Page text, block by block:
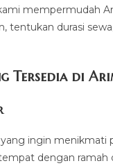
mempermudah
tentukan durasi
Tersedia di
ingin
dengan ramah